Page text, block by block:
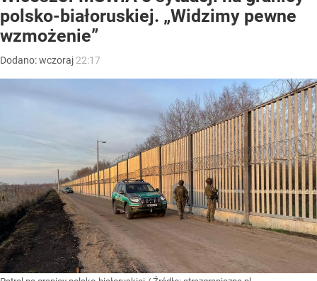
polsko-białoruskiej. „Widzimy pewne
wzmożenie”
Dodano:wczoraj 22:17